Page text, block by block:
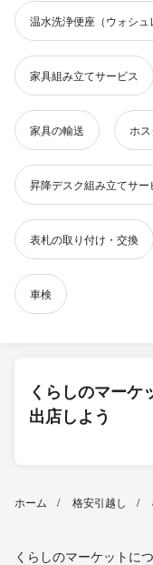
温水洗浄便座（ウォシ
家具組み立てサービス
家具の輸送 ホ
昇降デスク組み立てサー
表札の取り付け・交換
車検
くらしのマーケ
出店しよう
ホーム 格安引越し
くらしのマーケットに